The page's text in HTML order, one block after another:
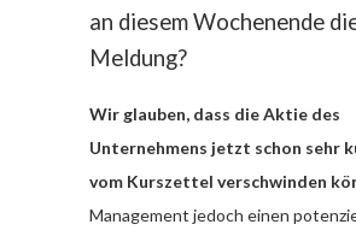
an diesem Wochenende
Meldung?
Wir glauben, dass die Aktie des
Unternehmens jetzt schon sehr
vom Kurszettel verschwinden
Management jedoch einen